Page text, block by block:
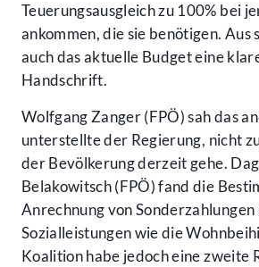
Teuerungsausgleich zu 100% bei
ankommen, die sie benötigen. Aus
auch das aktuelle Budget eine
Handschrift.
Wolfgang Zanger (FPÖ) sah das
unterstellte der Regierung, nicht
der Bevölkerung derzeit gehe.
Belakowitsch (FPÖ) fand die
Anrechnung von Sonderzahlungen
Sozialleistungen wie die
Koalition habe jedoch eine zweite